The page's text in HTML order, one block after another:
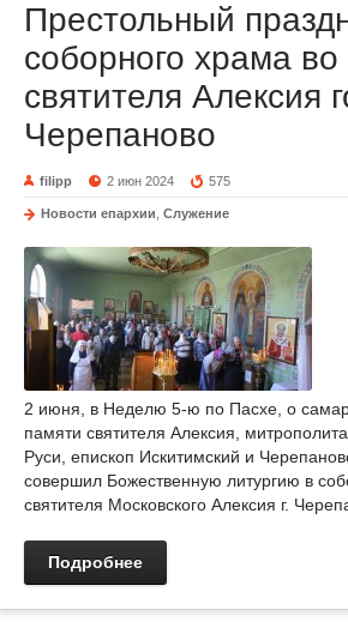
Престольный
соборного храма
святителя Алексия
Черепаново
filipp 2 июн 2024 575
Новости епархии Служение
2 июня, в Неделю 5-ю по Пасхе, о
памяти святителя Алексия,
Руси, епископ Искитимский и
совершил Божественную литургию в
святителя Московского Алексия г.
Подробнее